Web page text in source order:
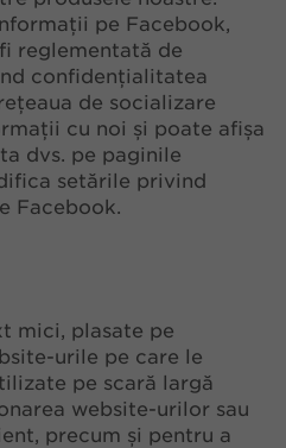
pe Facebook,
reglementată de
confidențialitatea
de socializare
cu noi și poate afișa
dvs. pe paginile
setările privind
Facebook.
mici, plasate pe
urile pe care le
pe scară largă
website-urilor sau
precum și pentru a